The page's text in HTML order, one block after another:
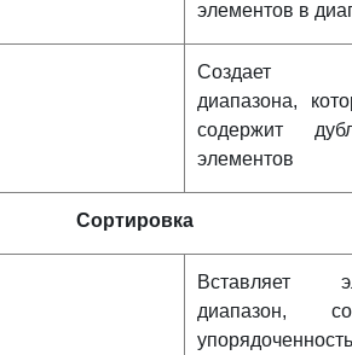
элементов в
Создает
диапазона,
содержит
элементов
Сортировка
Вставляет
диапазон,